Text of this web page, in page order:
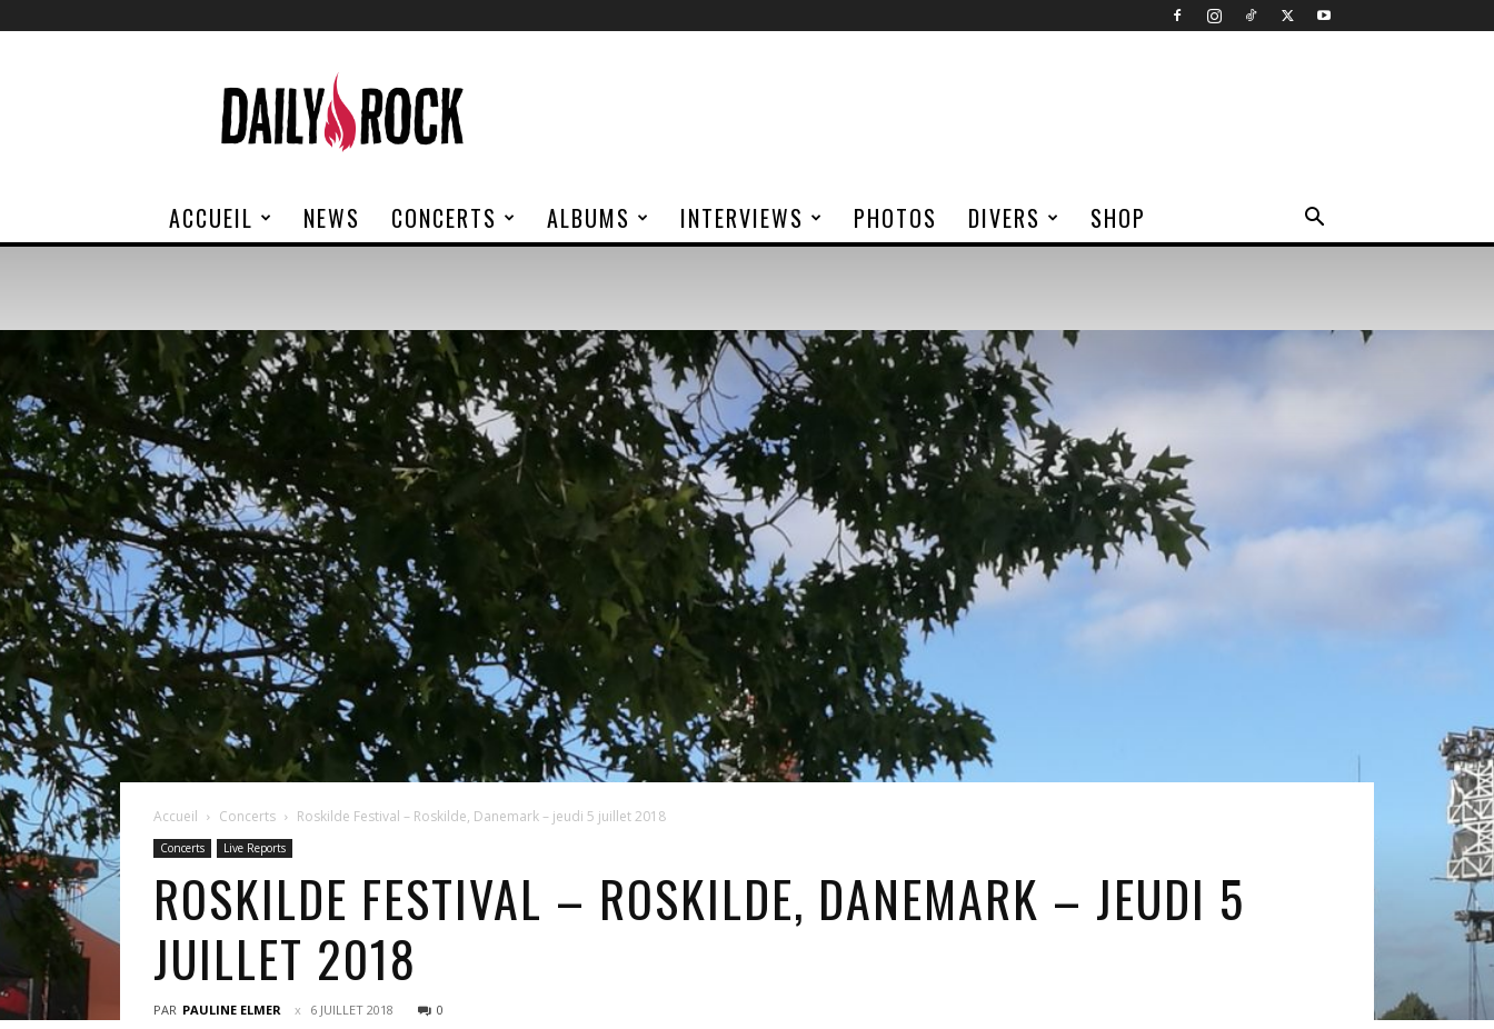
Rock
ACCUEIL NEWS CONCERTS ALBUMS INTERVIEWS PHOTOS DIVERS SHOP
Accueil Concerts Roskilde Festival – Roskilde, Danemark – jeudi 5 juillet 2018
Concerts Live Reports
ROSKILDE FESTIVAL – ROSKILDE, DANEMARK – JEUDI 5
JUILLET 2018
PAR PAULINE ELMER 6 JUILLET 2018 0